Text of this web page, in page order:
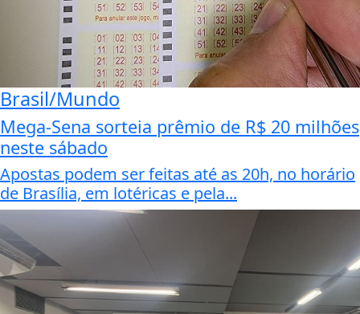
Brasil/Mundo
Mega-Sena sorteia prêmio de R$ 20 milhões
neste sábado
Apostas podem ser feitas até as 20h, no horário
de Brasília, em lotéricas e pela...